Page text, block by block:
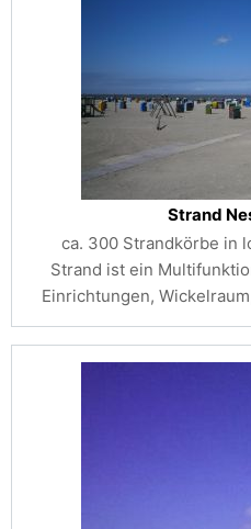
Strand
ca. 300 Strandkörbe in
Strand ist ein
Einrichtungen,